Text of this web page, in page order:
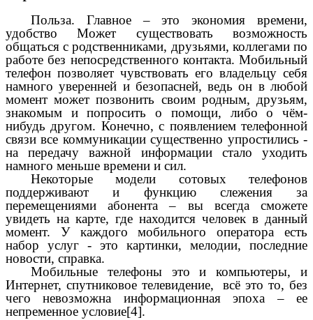
Польза. Главное – этоэкономия времени,
удобствоМожет существовать возможность
общаться с родственниками, друзьями, коллегами по
работе без непосредственного контакта. Мобильный
телефон позволяет чувствовать его владельцу себя
намного уверенней и безопасней, ведь он в любой
момент может позвонить своим родным, друзьям,
знакомым и попросить о помощи, либо о чём-
нибудь другом. Конечно, с появлением телефонной
связи все коммуникации существенно упростились -
на передачу важной информации стало уходить
намного меньше времени и сил.
Некоторые модели сотовых телефонов
поддерживают и функцию слежения за
перемещениями абонента – вы всегда сможете
увидеть на карте, где находится человек в данный
момент. У каждого мобильного оператора есть
набор услуг - это картинки, мелодии, последние
новости, справка.
Мобильные телефоны это и компьютеры, и
Интернет, спутниковое телевидение, всё это то, без
чего невозможна информационная эпоха – ее
непременное условие[4].